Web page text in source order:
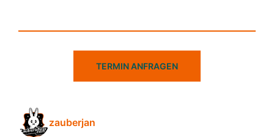
TERMIN ANFRAGEN
zauberjan